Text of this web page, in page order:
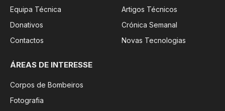
Equipa Técnica
Donativos
Contactos
Artigos Técnicos
Crónica Semanal
Novas Tecnologias
ÁREAS DE INTERESSE
Corpos de Bombeiros
Fotografia